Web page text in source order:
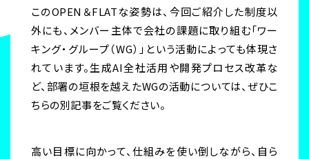
このOPEN＆FLATな姿勢は、今回ご紹介した制度以
外にも、メンバー主体で会社の課題に取り組む「ワー
キング・グループ（WG）」という活動によっても体現さ
れています。生成AI全社活用や開発プロセス改革な
ど、部署の垣根を越えたWGの活動については、ぜひこ
ちらの別記事をご覧ください。
高い目標に向かって、仕組みを使い倒しながら、自ら